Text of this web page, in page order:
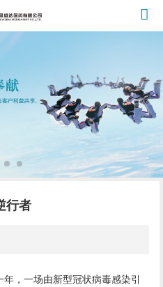
行者
，一场由新型冠状病毒感染引